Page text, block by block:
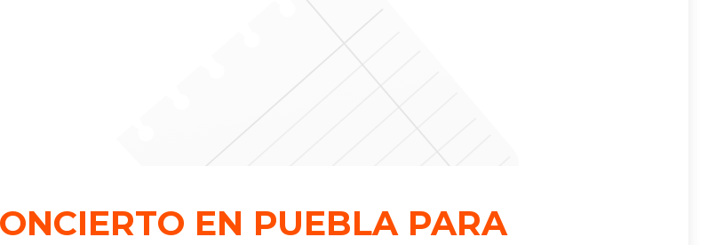
EN PUEBLA PARA